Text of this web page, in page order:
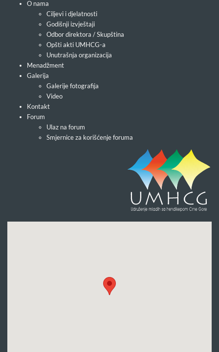
O nama
Ciljevi i djelatnosti
Godišnji izvještaji
Odbor direktora / Skupština
Opšti akti UMHCG-a
Unutrašnja organizacija
Menadžment
Galerija
Galerije fotografija
Video
Kontakt
Forum
Ulaz na forum
Smjernice za korišćenje foruma